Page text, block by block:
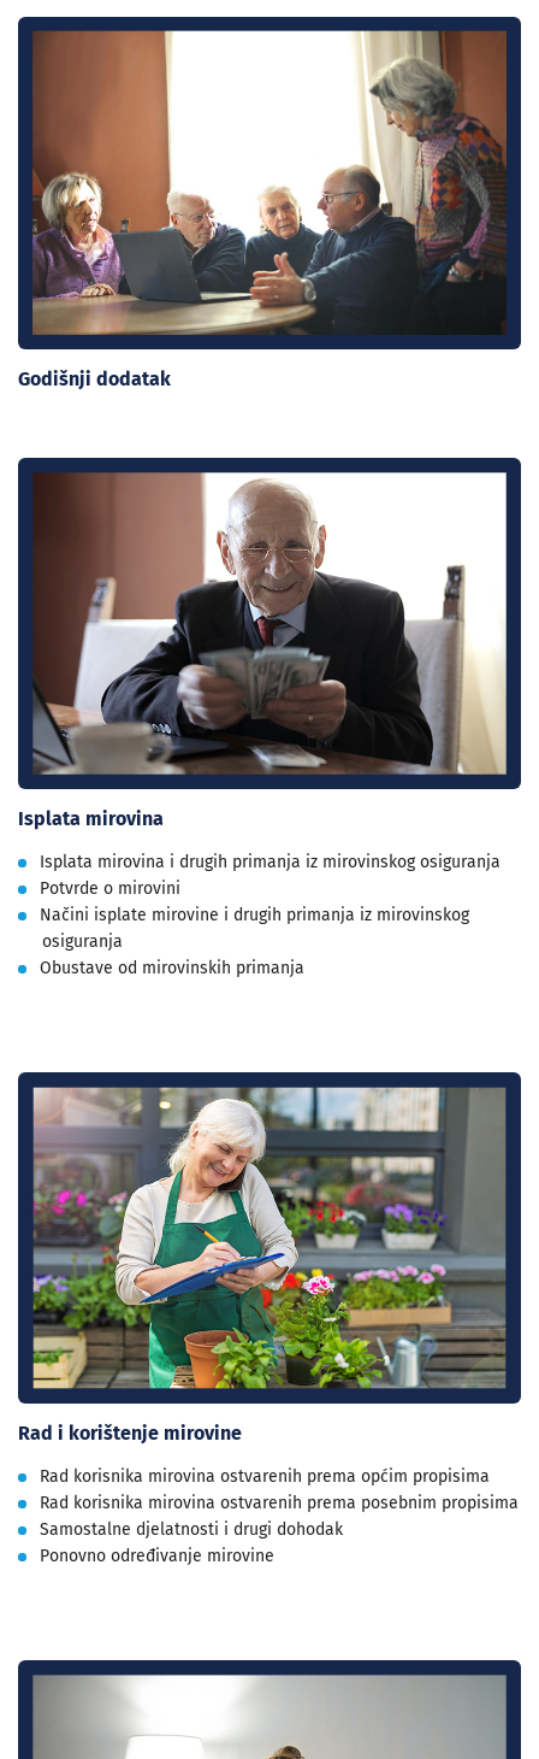
Godišnji dodatak
Isplata mirovina
Isplata mirovina i drugih primanja iz mirovinskog osiguranja
Potvrde o mirovini
Načini isplate mirovine i drugih primanja iz mirovinskog
osiguranja
Obustave od mirovinskih primanja
Rad i korištenje mirovine
Rad korisnika mirovina ostvarenih prema općim propisima
Rad korisnika mirovina ostvarenih prema posebnim propisima
Samostalne djelatnosti i drugi dohodak
Ponovno određivanje mirovine